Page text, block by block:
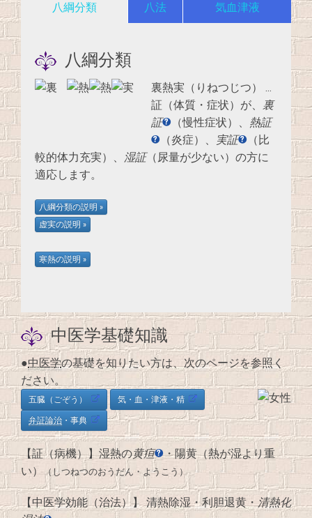
八綱分類 八法 気血津液
八綱分類
裏熱実（りねつじつ）
…
証（体質・症状）が、 裏
証
（慢性症状）、 熱証
（炎症）、
実証
（比
較的体力充実）、 湿証（尿量が少ない）の方に
適応します。
中医学基礎知識
●中医学の基礎を知りたい方は、次のページを参照く
ださい。
五臓（ごぞう） 気・血・津液・精
弁証論治 ・事典
【証（病機）】湿熱の黄疸
・陽黄（熱が湿より重
い） （しつねつのおうだん・ようこう）
【中医学効能（治法）】 清熱除湿・利胆退黄・清熱化